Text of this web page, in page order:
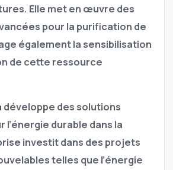
Elle met en œuvre des
pour la purification de
également la sensibilisation
de cette ressource
développe des solutions
l’énergie durable dans la
investit dans des projets
telles que l’énergie